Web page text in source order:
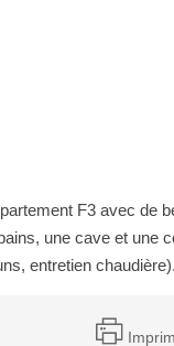
F3 avec de
une cave et une
entretien